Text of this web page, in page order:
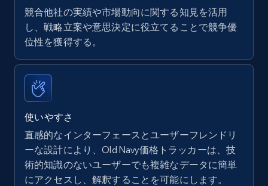
5.6K+ 876+ 今すぐ始める
Walmart - products - Find new products by
using specific category URL
URL, Final price, Sku, Currency, Gtin,
Specifications, Image urls, Top reviews, and
more.
5.6K+ 876+ 今すぐ始める
競合他社の実績や市場動向に関する知見を活用
し、戦略立案や意思決定に役立てることで競争優
位性を獲得する。
使いやすさ
直感的なインターフェースとユーザーフレンドリ
ーな設計により、Old Navy価格トラッカーは、技
術的知識のないユーザーでも複雑なデータに簡単
にアクセスし、解釈することを可能にします。